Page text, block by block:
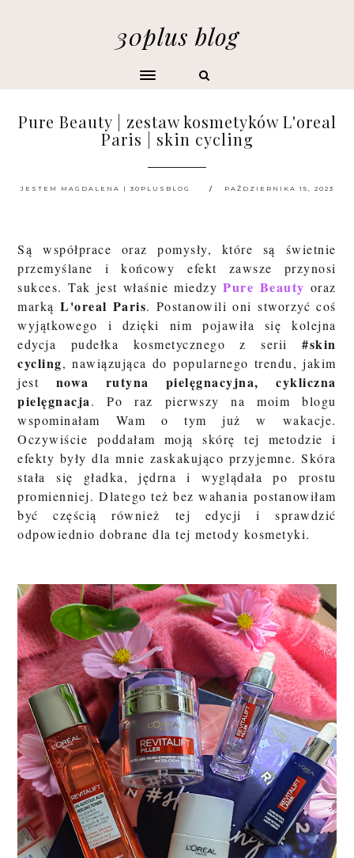
30plus blog
Pure Beauty | zestaw kosmetyków L'oreal
Paris | skin cycling
JESTEM MAGDALENA | 30PLUSBLOG PAŹDZIERNIKA 15, 2023
Są współprace oraz pomysły, które są świetnie
przemyślane i końcowy efekt zawsze przynosi
sukces. Tak jest właśnie miedzyPure Beauty oraz
markąL'oreal Paris. Postanowili oni stworzyć coś
wyjątkowego i dzięki nim pojawiła się kolejna
edycja pudełka kosmetycznego z serii#skin
cycling,nawiązująca do popularnego trendu, jakim
jest nowa rutyna pielęgnacyjna, cykliczna
pielęgnacja. Po raz pierwszy na moim blogu
wspominałam Wam o tym już w wakacje.
Oczywiście poddałam moją skórę tej metodzie i
efekty były dla mnie zaskakująco przyjemne. Skóra
stała się gładka, jędrna i wyglądała po prostu
promienniej. Dlatego też bez wahania postanowiłam
być częścią również tej edycji i sprawdzić
odpowiednio dobrane dla tej metody kosmetyki.